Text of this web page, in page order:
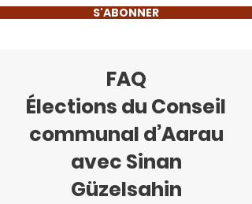
S'ABONNER
FAQ
Élections du Conseil
communal d’Aarau
avec Sinan
Güzelsahin